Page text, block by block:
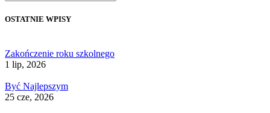
OSTATNIE WPISY
Zakończenie roku szkolnego
1 lip, 2026
Być Najlepszym
25 cze, 2026